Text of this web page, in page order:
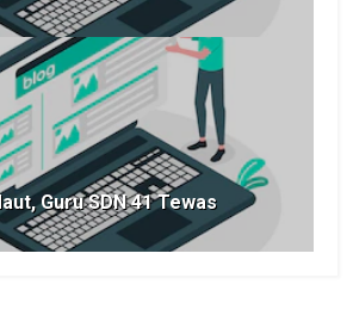
Guru SDN 41 Tewas